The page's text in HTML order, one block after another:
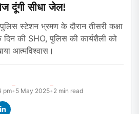
दूंगी सीधा जेल!
स्टेशन भ्रमण के दौरान तीसरी कक्षा
दिन की SHO, पुलिस की कार्यशैली को
आत्मविश्वास।
pm• 5 May 2025• 2 min read